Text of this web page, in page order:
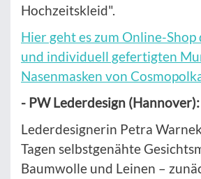
Hochzeitskleid".
Hier geht es zum Online-
und individuell gefertigten
Nasenmasken von
- PW Lederdesign (Hannover):
Lederdesignerin Petra
Tagen selbstgenähte
Baumwolle und Leinen –